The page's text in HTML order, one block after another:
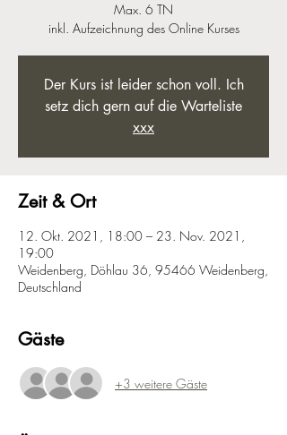
Max. 6 TN
inkl. Aufzeichnung des Online Kurses
Der Kurs ist leider schon voll. Ich
setz dich gern auf die Warteliste
xxx
Zeit & Ort
12. Okt. 2021, 18:00 – 23. Nov. 2021,
19:00
Weidenberg, Döhlau 36, 95466 Weidenberg,
Deutschland
Gäste
+3 weitere Gäste